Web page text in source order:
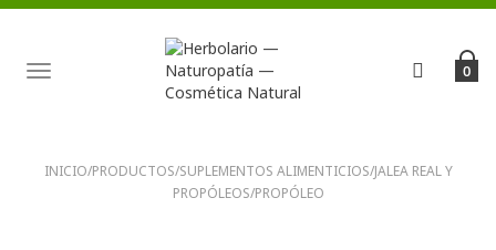
TOGGLE
NAVIGATION
0
INICIO/PRODUCTOS/SUPLEMENTOS ALIMENTICIOS/JALEA REAL Y
PROPÓLEOS/PROPÓLEO